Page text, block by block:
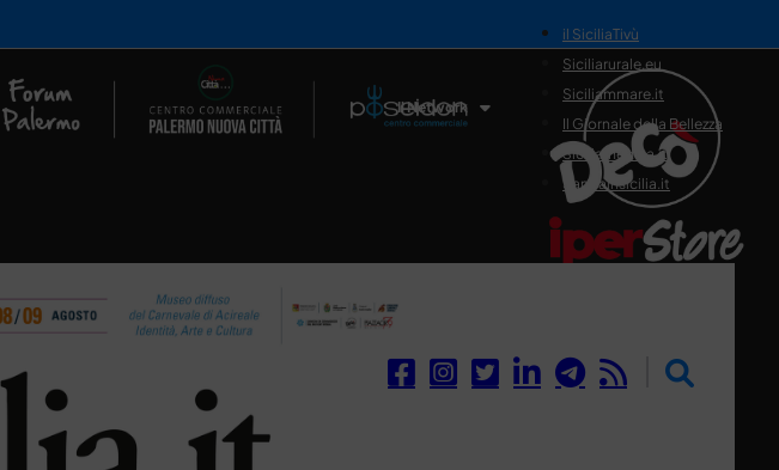
Il Network
il SiciliaTivù
Siciliarurale.eu
Siciliammare.it
Il Giornale della Bellezza
Siciliamedica.it
Sanitainsicilia.it